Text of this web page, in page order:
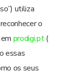
utiliza
o
em prodigi.pt(
essas
os seus